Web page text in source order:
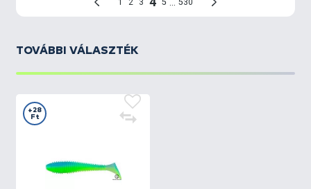
TOVÁBBI VÁLASZTÉK
+28
Ft